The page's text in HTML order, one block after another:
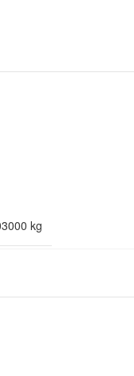
kg